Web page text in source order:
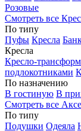
Розовые
Смотреть все
По типу
Пуфы Кресла
Кресла
Кресло-
подлокотниками
По назначению
В гостиную В
Смотреть все
По типу
Подушки Одеяла